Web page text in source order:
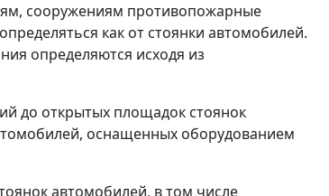
сооружениям противопожарные
как от стоянки автомобилей.
определяются исходя из
до открытых площадок стоянок
оснащенных оборудованием
автомобилей, в том числе